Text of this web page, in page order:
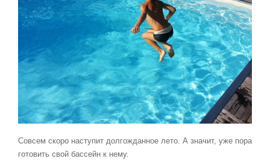
Совсем скоро наступит долгожданное лето. А значит, уже пора
готовить свой бассейн к нему.